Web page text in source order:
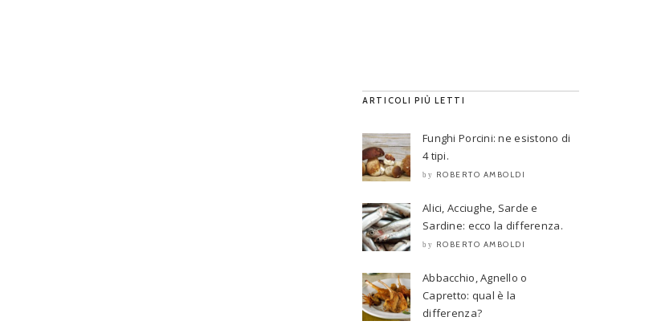
ARTICOLI PIÙ LETTI
Funghi Porcini: ne esistono di
4 tipi.
by ROBERTO AMBOLDI
Alici, Acciughe, Sarde e
Sardine: ecco la differenza.
by ROBERTO AMBOLDI
Abbacchio, Agnello o
Capretto: qual è la
differenza?